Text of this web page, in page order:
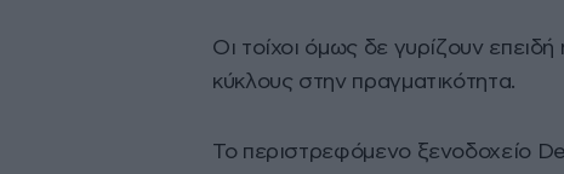
Οι τοίχοι όμως δε γυρίζουν
κύκλους στην πραγματικότητα.
Το περιστρεφόμενο ξενοδοχείο